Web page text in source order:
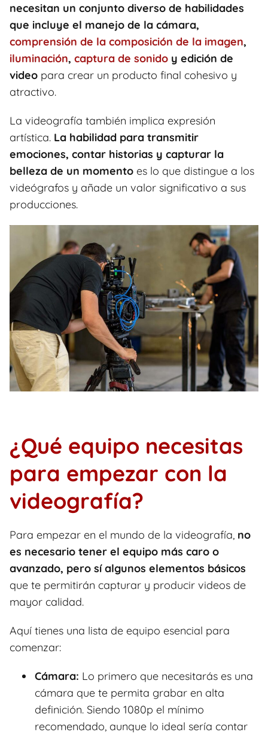
necesitan un conjunto diverso de habilidades
que incluye el manejo de la cámara,
comprensión de la composición de la imagen,
iluminación, captura de sonido y edición de
video para crear un producto final cohesivo y
atractivo.
La videografía también implica expresión
artística. La habilidad para transmitir
emociones, contar historias y capturar la
belleza de un momento es lo que distingue a los
videógrafos y añade un valor significativo a sus
producciones.
¿Qué equipo necesitas
para empezar con la
videografía?
Para empezar en el mundo de la videografía, no
es necesario tener el equipo más caro o
avanzado, pero sí algunos elementos básicos
que te permitirán capturar y producir videos de
mayor calidad.
Aquí tienes una lista de equipo esencial para
comenzar:
Cámara: Lo primero que necesitarás es una
cámara que te permita grabar en alta
definición. Siendo 1080p el mínimo
recomendado, aunque lo ideal sería contar